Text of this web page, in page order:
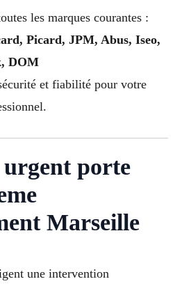
les marques courantes :
Picard, JPM, Abus, Iseo,
DOM
et fiabilité pour votre
urgent porte
Marseille
une intervention